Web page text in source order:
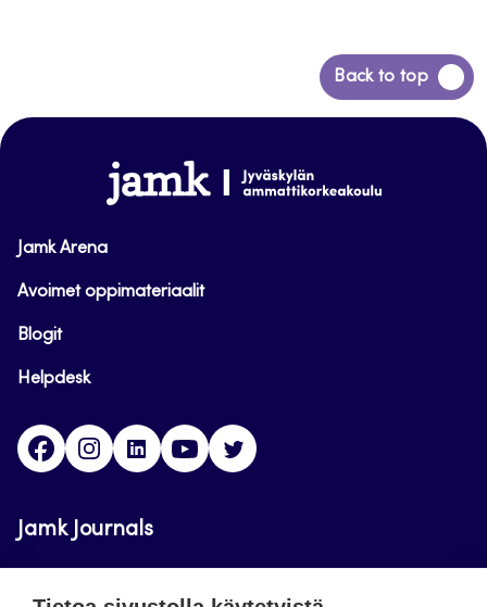
Back to top
Siirry
takaisin
www.jamk.fi
Jamk Arena
Avoimet oppimateriaalit
Blogit
Helpdesk
FacebookInstagram
LinkedInYoutube
Jamk Journals